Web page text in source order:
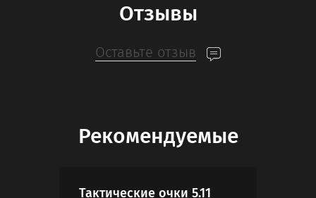
Отзывы
Оставьте отзыв
Рекомендуемые
Тактические очки 5.11